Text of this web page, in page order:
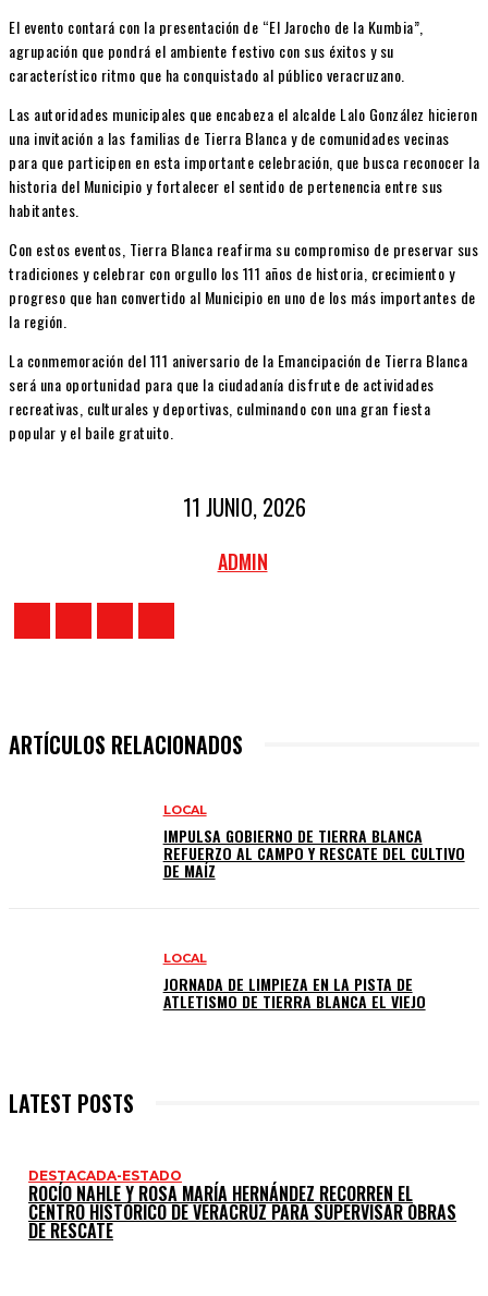
El evento contará con la presentación de “El Jarocho de la Kumbia”,
agrupación que pondrá el ambiente festivo con sus éxitos y su
característico ritmo que ha conquistado al público veracruzano.
Las autoridades municipales que encabeza el alcalde Lalo González hicieron
una invitación a las familias de Tierra Blanca y de comunidades vecinas
para que participen en esta importante celebración, que busca reconocer la
historia del Municipio y fortalecer el sentido de pertenencia entre sus
habitantes.
Con estos eventos, Tierra Blanca reafirma su compromiso de preservar sus
tradiciones y celebrar con orgullo los 111 años de historia, crecimiento y
progreso que han convertido al Municipio en uno de los más importantes de
la región.
La conmemoración del 111 aniversario de la Emancipación de Tierra Blanca
será una oportunidad para que la ciudadanía disfrute de actividades
recreativas, culturales y deportivas, culminando con una gran fiesta
popular y el baile gratuito.
11 JUNIO, 2026
ADMIN
ARTÍCULOS RELACIONADOS
LOCAL
IMPULSA GOBIERNO DE TIERRA BLANCA
REFUERZO AL CAMPO Y RESCATE DEL CULTIVO
DE MAÍZ
LOCAL
JORNADA DE LIMPIEZA EN LA PISTA DE
ATLETISMO DE TIERRA BLANCA EL VIEJO
LATEST POSTS
DESTACADA-ESTADO
ROCÍO NAHLE Y ROSA MARÍA HERNÁNDEZ RECORREN EL
CENTRO HISTÓRICO DE VERACRUZ PARA SUPERVISAR OBRAS
DE RESCATE